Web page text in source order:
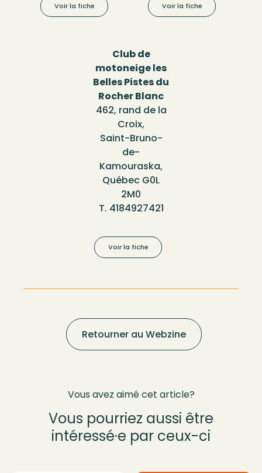
Voir la fiche Voir la fiche
Club de
motoneige les
Belles Pistes du
Rocher Blanc
462, rand de la
Croix,
Saint-Bruno-
de-
Kamouraska,
Québec G0L
2M0
T. 4184927421
Voir la fiche
Retourner au Webzine
Vous avez aimé cet article?
Vous pourriez aussi être
intéressé·e par ceux-ci